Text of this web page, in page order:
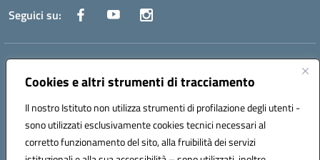
Cookies e altri strumenti di tracciamento
Il nostro Istituto non utilizza strumenti di profilazione degli utenti -
sono utilizzati esclusivamente cookies tecnici necessari al
corretto funzionamento del sito, alla fruibilità dei servizi
Seguici su:
Indirizzo:Via Canale 1, Ancona
Centralino:071 204723 Email:anpc010006@istruzione.it
Codice fiscale: 93020970427
Codice meccanografico:
ANPC010006
Codice unico di fatturazione (CUF): UFBE6V